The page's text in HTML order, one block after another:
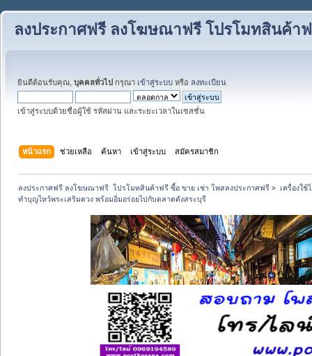
ลงประกาศฟรี ลงโฆษณาฟรี โปรโมทสินค้า
ยินดีต้อนรับคุณ, บุคคลทั่วไป กรุณา เข้าสู่ระบบ หรือ ลงทะเบียน
เข้าสู่ระบบด้วยชื่อผู้ใช้ รหัสผ่าน และระยะเวลาในเซสชั่น
หน้าแรก ช่วยเหลือ ค้นหา เข้าสู่ระบบ สมัครสมาชิก
ลงประกาศฟรี ลงโฆษณาฟรี  โปรโมทสินค้าฟรี ซื้อ ขาย เช่า โพสลงประกาศฟรี » เครื่องใ
ทำบุญไหว้พระเสริมดวง พร้อมอิ่มอร่อยไปกับตลาดดังสระบุรี